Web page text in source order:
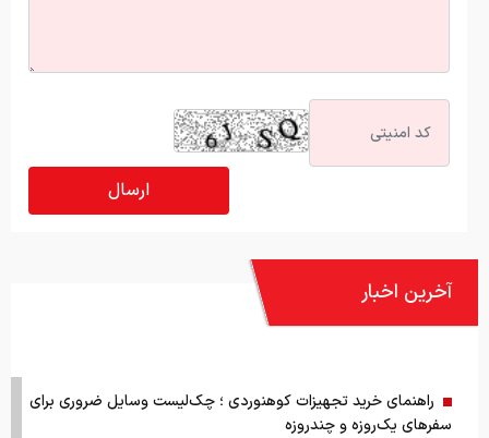
آخرین اخبار
راهنمای خرید تجهیزات کوهنوردی ؛ چک‌لیست وسایل ضروری برای
سفرهای یک‌روزه و چندروزه